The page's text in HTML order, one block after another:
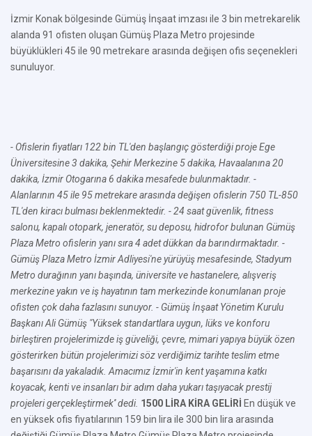
İzmir Konak bölgesinde Gümüş İnşaat imzası ile 3 bin metrekarelik
alanda 91 ofisten oluşan Gümüş Plaza Metro projesinde
büyüklükleri 45 ile 90 metrekare arasında değişen ofis seçenekleri
sunuluyor.
- Ofislerin fiyatları 122 bin TL'den başlangıç gösterdiği proje Ege
Üniversitesine 3 dakika, Şehir Merkezine 5 dakika, Havaalanına 20
dakika, İzmir Otogarına 6 dakika mesafede bulunmaktadır. -
Alanlarının 45 ile 95 metrekare arasında değişen ofislerin 750 TL-850
TL'den kiracı bulması beklenmektedir. - 24 saat güvenlik, fitness
salonu, kapalı otopark, jeneratör, su deposu, hidrofor bulunan Gümüş
Plaza Metro ofislerin yanı sıra 4 adet dükkan da barındırmaktadır. -
Gümüş Plaza Metro İzmir Adliyesi'ne yürüyüş mesafesinde, Stadyum
Metro durağının yanı başında, üniversite ve hastanelere, alışveriş
merkezine yakın ve iş hayatının tam merkezinde konumlanan proje
ofisten çok daha fazlasını sunuyor. - Gümüş İnşaat Yönetim Kurulu
Başkanı Ali Gümüş "Yüksek standartlara uygun, lüks ve konforu
birleştiren projelerimizde iş güveliği, çevre, mimari yapıya büyük özen
gösterirken bütün projelerimizi söz verdiğimiz tarihte teslim etme
başarısını da yakaladık. Amacımız İzmir'in kent yaşamına katkı
koyacak, kenti ve insanları bir adım daha yukarı taşıyacak prestij
projeleri gerçekleştirmek'' dedi. 1500 LİRA KİRA GELİRİ En düşük ve
en yüksek ofis fiyatılarının 159 bin lira ile 300 bin lira arasında